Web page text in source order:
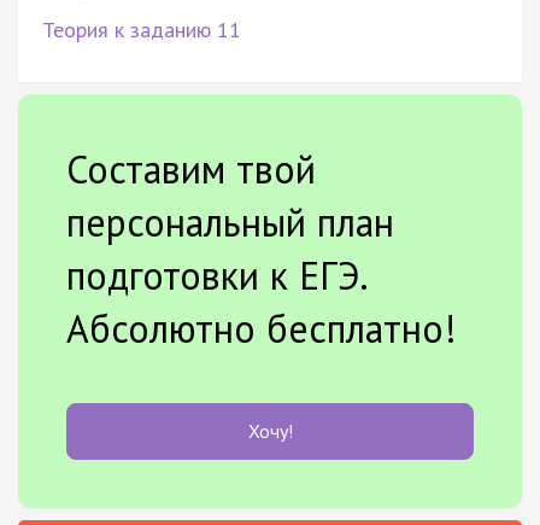
Теория к заданию 11
Составим твой
персональный план
подготовки к ЕГЭ.
Абсолютно бесплатно!
Хочу!